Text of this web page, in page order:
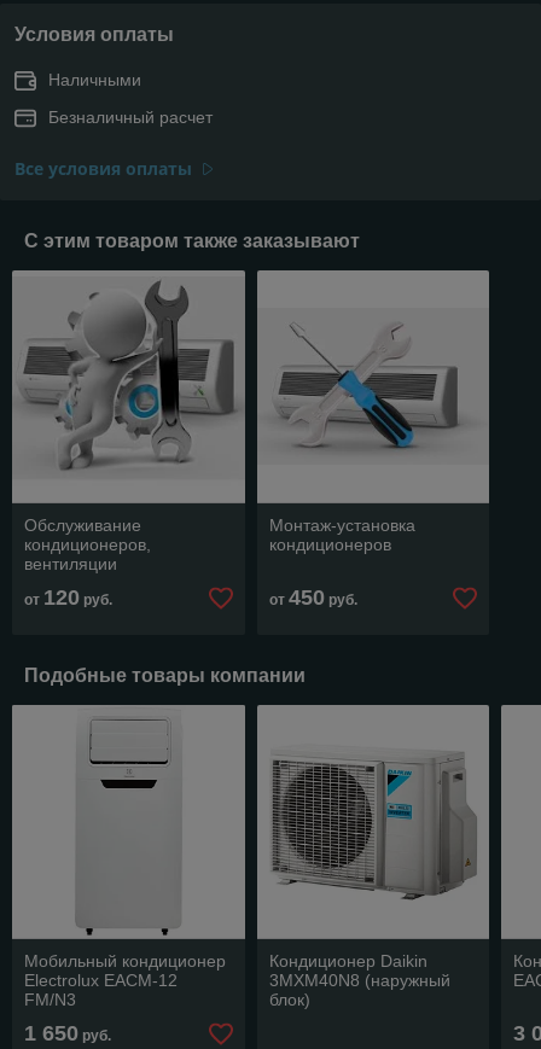
Условия оплаты
Наличными
Безналичный расчет
Все условия оплаты
С этим товаром также заказывают
Обслуживание
кондиционеров,
вентиляции
от 120 руб.
Монтаж-установка
кондиционеров
от 450руб.
Подобные товары компании
Мобильный кондиционер
Electrolux EACM-12
FM/N3
1 650 руб.
Кондиционер Daikin
3MXM40N8 (наружный
блок)
3